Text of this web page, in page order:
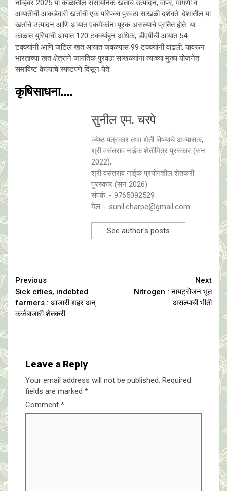
नोव्हेंबर 2025 या काळातील रासायनिक खतांचे उत्पादन, वापर, मागणी व
आयातीची आकडेवारी खतांची एक परिपक्व पुरवठा साखळी दर्शवते. देशातील या
खतांचे उत्पादन आणि आयात एकमेकांना पूरक असल्याचे प्रतित हाेते. या
काळात युरियाची आयात 120 टक्क्यांहून अधिक, डीएपीची आयात 54
टक्क्यांनी आणि जटिल खत आयात जवळपास 99 टक्क्यांनी वाढली. यावरून
भारताच्या खत क्षेत्राने जागतिक पुरवठा साखळ्यांना त्यांच्या मुख्य योजनेत
समाविष्ट केल्याचे स्पष्टपणे दिसून येते.
कृषिसाधना....
सुनील एम. चरपे
ज्येष्ठ पत्रकार तथा शेती विषयाचे अभ्यासक,
श्री वसंतराव नाईक शेतीमित्र पुरस्कार (सन
2022),
श्री वसंतराव नाईक प्रयाेगशील शेतकरी
पुरस्कार (सन 2026)
संपर्क :- 9765092529
मेल :- sunil.charpe@gmail.com
See author's posts
Continue
Reading
Previous
Sick cities, indebted
farmers : आजारी शहर अन्
कर्जबाजारी शेतकरी
Next
Nitrogen : नायट्रोजन भूत
असल्याची भीती
Leave a Reply
Your email address will not be published. Required
fields are marked *
Comment *